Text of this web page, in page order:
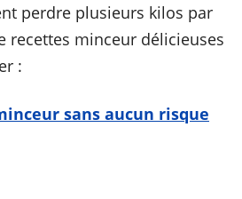
perdre plusieurs kilos par
recettes minceur délicieuses
:
sans aucun risque